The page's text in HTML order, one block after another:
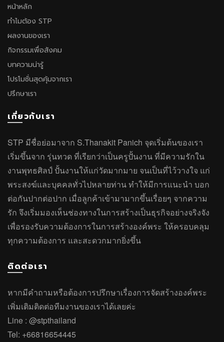
หน้าหลัก
ทำไมต้อง STP
ผลงานของเรา
กิจกรรมเพื่อสังคม
บทความน่ารู้
โปรโมชั่นสุดคุ้มจากเรา
ปรึกษาเรา
เกี่ยวกับเรา
STP มีชื่อย่อมาจาก S.Thanakit Panich จุดเริ่มต้นของเรา
เริ่มขึ้นจาก รุ่นทวด ที่เรียกว่าเป็นครูปั้นงาน ที่มีความรักใน
งานพุทธศิลป์ ปั้นงานให้แก่วัดมากมาย จนเป็นที่ไว้วางใจ แก่
พระสงฆ์และบุคคลทั่วไปหลายท่าน ทำให้มีการแนะนำ บอก
ต่อกันปากต่อปาก เมื่อลูกค้าเข้ามามากขึ้นเรื่อยๆ จากความ
รัก จึงเริ่มมองเห็นช่องทางในการสร้างเป็นธุรกิจอย่างจริงจัง
เพื่อรองรับความต้องการในการสร้างองค์พระ ให้ครอบคลุม
ทุกความต้องการ และสะดวกมากยิ่งขึ้น
ติดต่อเรา
หากมีคำถามหรือต้องการปรึกษาเรื่องการจัดสร้างองค์พระ
เพิ่มเติมติดต่อทีมงานของเราได้เลยค่ะ
Line : @stpthailand
Tel: +66816654445